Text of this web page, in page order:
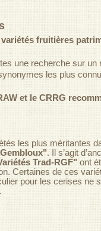
fruitières
une recherche sur
les plus
et le CRRG
les plus méritantes
. Il s’agit
Trad-RGF" ont
Certaines de ces
pour les cerises